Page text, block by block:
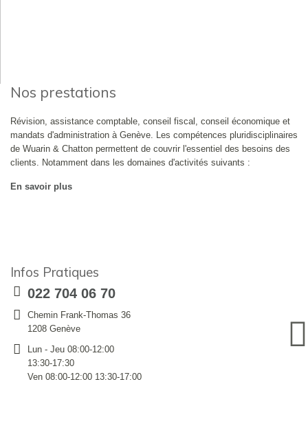
Nos prestations
Révision, assistance comptable, conseil fiscal, conseil économique et
mandats d'administration à Genève. Les compétences pluridisciplinaires
de Wuarin & Chatton permettent de couvrir l'essentiel des besoins des
clients. Notamment dans les domaines d'activités suivants :
En savoir plus
Infos Pratiques
022 704 06 70
Chemin Frank-Thomas 36
1208 Genève
Lun - Jeu 08:00-12:00
13:30-17:30
Ven 08:00-12:00 13:30-17:00